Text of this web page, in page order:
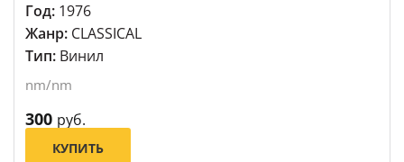
Год: 1976
Жанр: CLASSICAL
Тип: Винил
nm/nm
300 руб.
КУПИТЬ